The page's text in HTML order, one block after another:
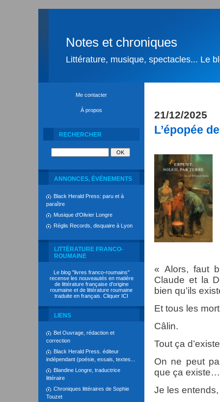
Notes et chroniques
Littérature, musique, spectacles... Le
Me contacter
À propos
RECHERCHER
ANNONCES, ÉVÉNEMENTS
Black Herald Press: paru et à
paraître
Musique d'Olivier Longre
Réglis Records, disquaire à Lyon
LITTÉRATURE FRANCO-
ROUMAINE
Le blog "livres franco-roumains"
recense les nouveautés en matière
de littérature française d'origine
roumaine et de littérature roumaine
traduite en français. Cliquer ICI
LIENS
Bel Ouvrage, rédaction et
correction
Black Herald Press. éditeur
indépendant (poésie, essais, textes...
Blandine Longre, traductrice
littéraire
Chroniques littéraires de Sophie
Touzet
21/12/2025
L’épopée
« Alors, faut
Claude et la
bien qu’ils
Et tous les
Câlin.
Tout ça
On ne peut
que ça existe…
Je les